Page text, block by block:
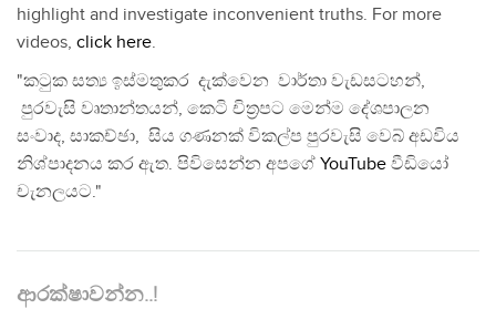
highlight and investigate inconvenient truths. For more
videos, click here.
"කටුක සත්‍ය ඉස්මතුකර දැක්වෙන වාර්තා වැඩසටහන්,
පුරවැසි වෘතාන්තයන්, කෙටි චිත්‍රපට මෙන්ම දේශපාලන
සංවාද, සාකච්ඡා, සිය ගණනක් විකල්ප පුරවැසි වෙබ් අඩවිය
නිශ්පාදනය කර ඇත. පිවිසෙන්න අපගේ YouTube වීඩියෝ
චැනලයට."
ආරක්ෂාවන්න..!